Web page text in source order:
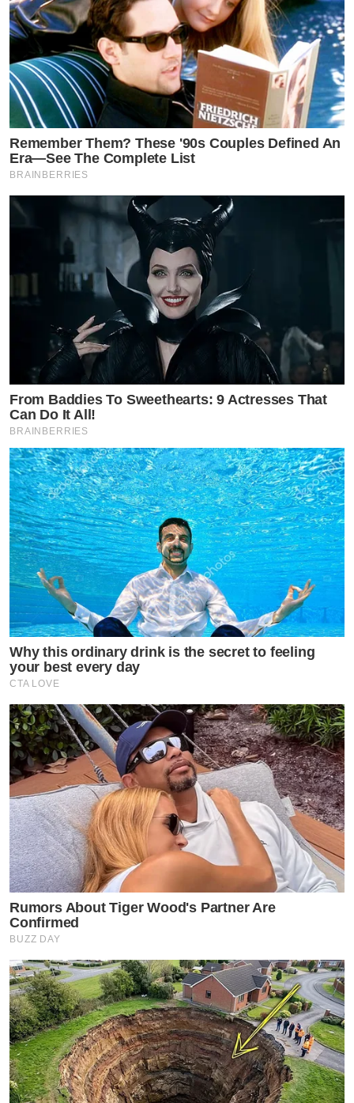
Remember Them? These '90s Couples Defined An
Era—See The Complete List
BRAINBERRIES
From Baddies To Sweethearts: 9 Actresses That
Can Do It All!
BRAINBERRIES
Why this ordinary drink is the secret to feeling
your best every day
CTA LOVE
Rumors About Tiger Wood's Partner Are
Confirmed
BUZZ DAY